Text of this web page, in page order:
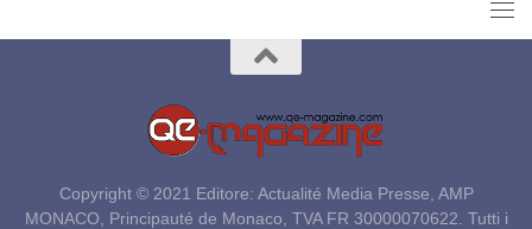
Copyright © 2021 Editore: Actualité Media Presse, AMP
MONACO, Principauté de Monaco, TVA FR 30000070622. Tutti i